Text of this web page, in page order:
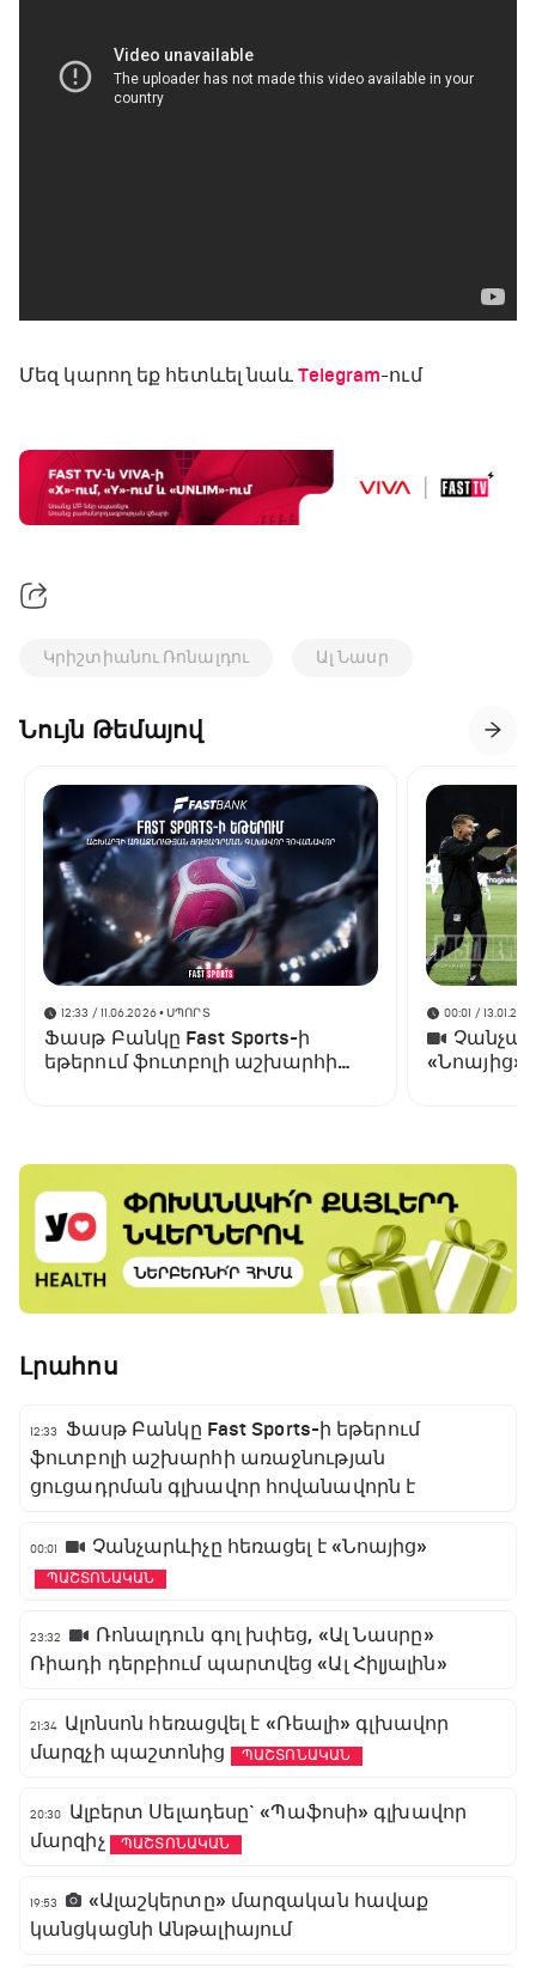
Մեզ կարող եք հետևել նաև Telegram-ում
Կրիշտիանու Ռոնալդու Ալ Նասր
Նույն Թեմայով
12:33 / 11.06.2026• ՍՊՈՐՏ
Ֆասթ Բանկը Fast Sports-ի
եթերում ֆուտբոլի աշխարհի
00:01 /
«Նոայից»
Լրահոս
12:33
Ֆասթ Բանկը Fast Sports-ի եթերում
ֆուտբոլի աշխարհի առաջնության
ցուցադրման գլխավոր հովանավորն է
00:01 Չանչարևիչը հեռացել է «Նոայից»
ՊԱՇՏՈՆԱԿԱՆ
23:32
Ռոնալդուն գոլ խփեց, «Ալ Նասրը»
Ռիադի դերբիում պարտվեց «Ալ Հիլյալին»
21:34 Ալոնսոն հեռացվել է «Ռեալի» գլխավոր
մարզչի պաշտոնից
ՊԱՇՏՈՆԱԿԱՆ
20:30
Ալբերտ Սելադեսը` «Պաֆոսի» գլխավոր
մարզիչ
ՊԱՇՏՈՆԱԿԱՆ
19:53
«Ալաշկերտը» մարզական հավաք
կանցկացնի Անթալիայում